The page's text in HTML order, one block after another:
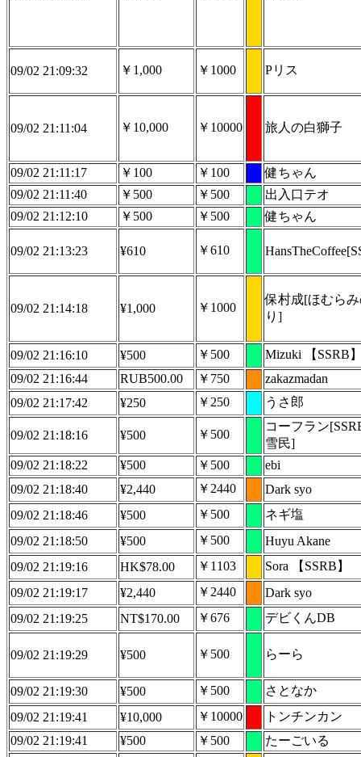
09/02 21:09:32 ￥1,000 ￥1000 Pリス
09/02 21:11:04 ￥10,000 ￥10000 旅人の白獅子
09/02 21:11:17 ￥100 ￥100
健ちゃん
09/02 21:11:40
￥500 ￥500
出入口テオ
09/02 21:12:10
￥500 ￥500 健ちゃん
09/02 21:13:23 ¥610 ￥610
09/02 21:14:18 ¥1,000 ￥1000
保村成[ほむら
り]
09/02 21:16:10 ¥500 ￥500
Mizuki 【SSRB
09/02 21:16:44
RUB500.00 ￥750
zakazmadan
09/02 21:17:42
¥250 ￥250 うさ郎
09/02 21:18:16 ¥500 ￥500
コーフラン
雪民]
09/02 21:18:22
¥500 ￥500
ebi
09/02 21:18:40
¥2,440 ￥2440
Dark syo
09/02 21:18:46
¥500 ￥500
ネギ塩
09/02 21:18:50
¥500 ￥500
Huyu Akane
09/02 21:19:16
HK$78.00 ￥1103
Sora 【SSRB】
09/02 21:19:17
¥2,440 ￥2440
Dark syo
09/02 21:19:25
NT$170.00 ￥676 デビくんDB
09/02 21:19:29 ¥500 ￥500 らーら
09/02 21:19:30 ¥500 ￥500
さとなか
09/02 21:19:41
¥10,000 ￥10000
トンチンカン
09/02 21:19:41
¥500 ￥500
たーごいる